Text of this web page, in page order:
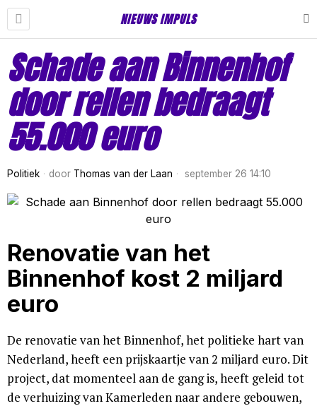
NIEUWS IMPULS
Schade aan Binnenhof
door rellen bedraagt
55.000 euro
Politiek door Thomas van der Laan september 26 14:10
Renovatie van het
Binnenhof kost 2 miljard
euro
De renovatie van het Binnenhof, het politieke hart van
Nederland, heeft een prijskaartje van 2 miljard euro. Dit
project, dat momenteel aan de gang is, heeft geleid tot
de verhuizing van Kamerleden naar andere gebouwen,